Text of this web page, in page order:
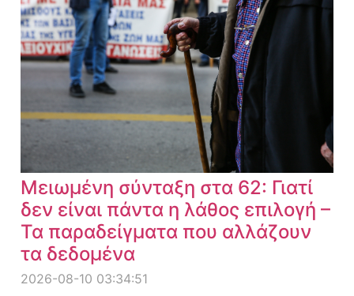
Μειωμένη σύνταξη στα 62: Γιατί
δεν είναι πάντα η λάθος επιλογή –
Τα παραδείγματα που αλλάζουν
τα δεδομένα
2026-08-10 03:34:51